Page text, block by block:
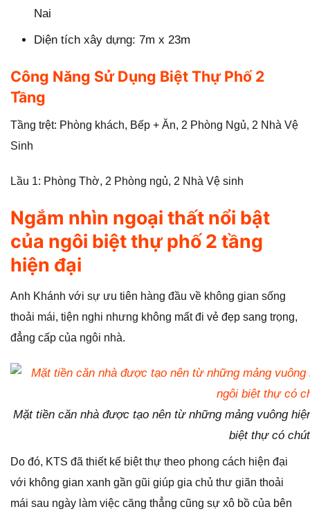
Nai
Diện tích xây dựng: 7m x 23m
Công Năng Sử Dụng Biệt Thự Phố 2
Tầng
Tầng trệt: Phòng khách, Bếp + Ăn, 2 Phòng Ngủ, 2 Nhà Vệ
Sinh
Lầu 1: Phòng Thờ, 2 Phòng ngủ, 2 Nhà Vệ sinh
Ngắm nhìn ngoại thất nổi bật
của ngôi biệt thự phố 2 tầng
hiện đại
Anh Khánh với sự ưu tiên hàng đầu về không gian sống
thoải mái, tiện nghi nhưng không mất đi vẻ đẹp sang trọng,
đẳng cấp của ngôi nhà.
Mặt tiền căn nhà được tạo nên từ những mảng vuông
biệt thự có
Do đó, KTS đã thiết kế biệt thự theo phong cách hiện đại
với không gian xanh gần gũi giúp gia chủ thư giãn thoải
mái sau ngày làm việc căng thẳng cũng sự xô bồ của bên